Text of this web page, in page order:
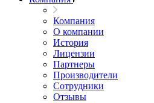
Компания
О компании
История
Лицензии
Партнеры
Производители
Сотрудники
Отзывы